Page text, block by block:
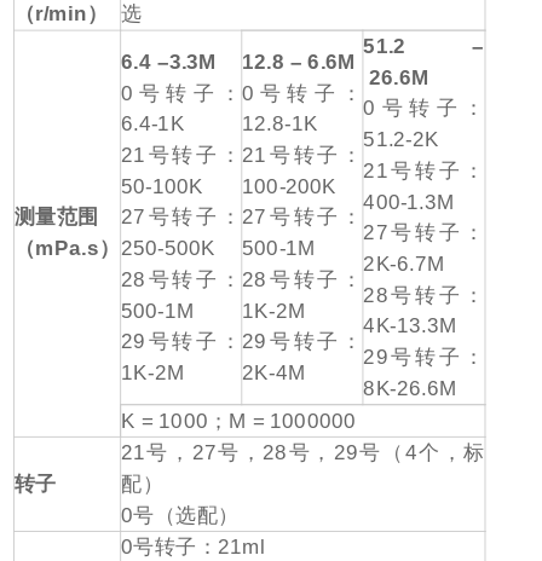
（r/min）
选
测量范围
（mPa.s）
6.4 –3.3M
0 号转子：
6.4-1K
21 号转子：
50-100K
27 号转子：
250-500K
28 号转子：
500-1M
29 号转子：
1K-2M
12.8 – 6.6M
0 号转子：
12.8-1K
21 号转子：
100-200K
27 号转子：
500-1M
28 号转子：
1K-2M
29 号转子：
2K-4M
51.2 –
26.6M
0 号转子：
51.2-2K
21号转子：
400-1.3M
27号转子：
2K-6.7M
28号转子：
4K-13.3M
29号转子：
8K-26.6M
K = 1000 ； M = 1000000
转子
21号， 27号， 28号， 29号（ 4个，标
配）
0号（选配）
0号转子： 21ml